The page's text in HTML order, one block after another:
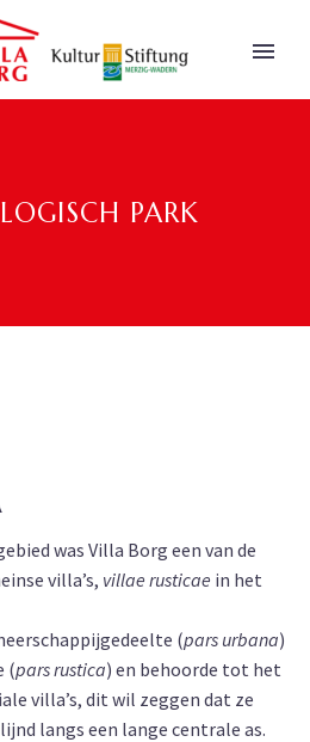
PARK
was Villa Borg een van de
villa’s, villae rusticae in het
(pars urbana)
(pars rustica) en behoorde tot het
villa’s, dit wil zeggen dat ze
langs een lange centrale as.